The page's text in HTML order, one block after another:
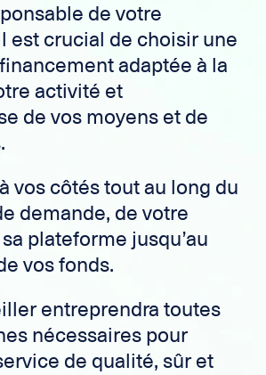
de votre
est crucial de choisir une
adaptée à la
activité et
de vos moyens et de
vos côtés tout au long du
demande, de votre
plateforme jusqu’au
vos fonds.
entreprendra toutes
nécessaires pour
de qualité, sûr et